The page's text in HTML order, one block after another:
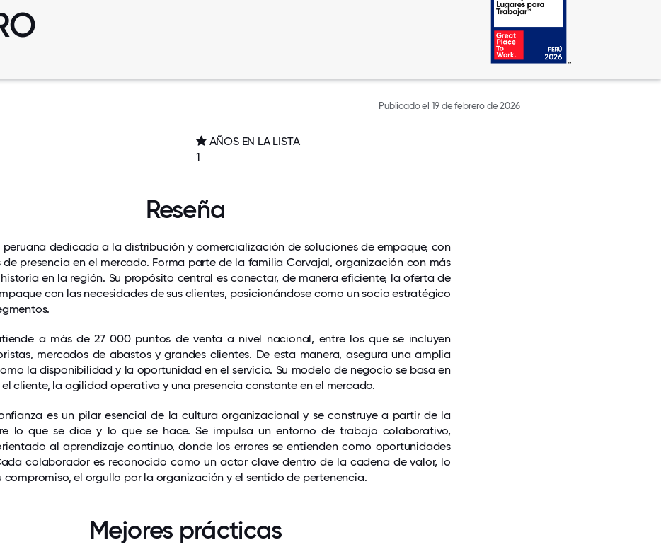
Publicado el 19 de febrero de 2026
AÑOS EN LA LISTA
1
Reseña
peruana dedicada a la distribución y comercialización de soluciones de empaque, con
de presencia en el mercado. Forma parte de la familia Carvajal, organización con más
en la región. Su propósito central es conectar, de manera eficiente, la oferta de
con las necesidades de sus clientes, posicionándose como un socio estratégico
a más de 27 000 puntos de venta a nivel nacional, entre los que se incluyen
mercados de abastos y grandes clientes. De esta manera, asegura una amplia
la disponibilidad y la oportunidad en el servicio. Su modelo de negocio se basa en
cliente, la agilidad operativa y una presencia constante en el mercado.
es un pilar esencial de la cultura organizacional y se construye a partir de la
lo que se dice y lo que se hace. Se impulsa un entorno de trabajo colaborativo,
al aprendizaje continuo, donde los errores se entienden como oportunidades
colaborador es reconocido como un actor clave dentro de la cadena de valor, lo
compromiso, el orgullo por la organización y el sentido de pertenencia.
Mejores prácticas